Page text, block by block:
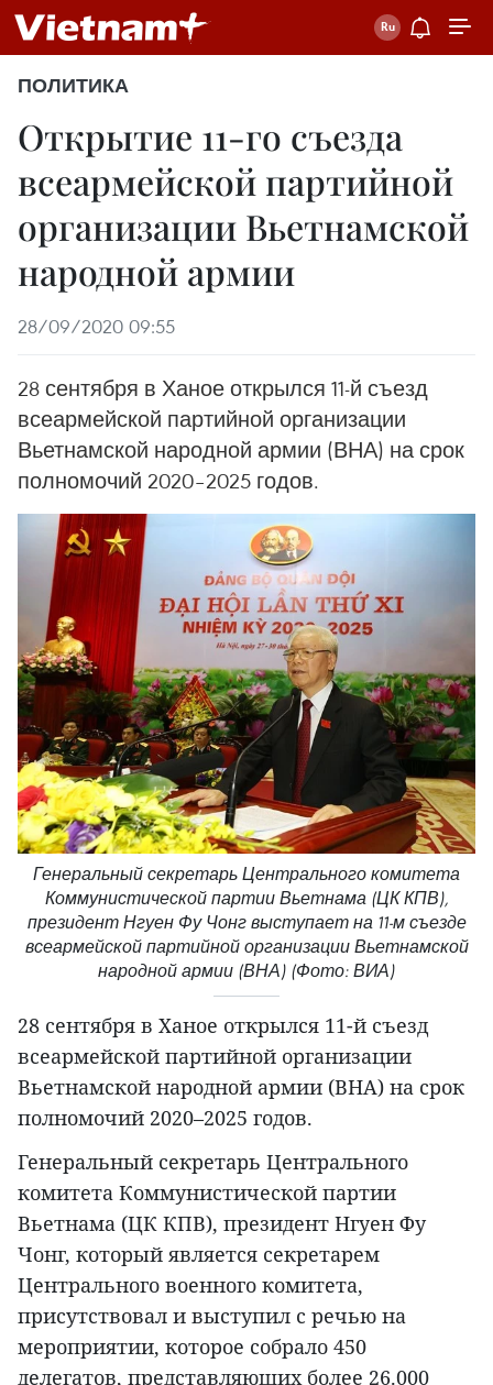
ПОЛИТИКА
Открытие 11-го съезда
всеармейской партийной
организации Вьетнамской
народной армии
28/09/2020 09:55
28 сентября в Ханое открылся 11-й съезд
всеармейской партийной организации
Вьетнамской народной армии (ВНА) на срок
полномочий 2020–2025 годов.
Генеральный секретарь Центрального комитета
Коммунистической партии Вьетнама (ЦК КПВ),
президент Нгуен Фу Чонг выступает на 11-м съезде
всеармейской партийной организации Вьетнамской
народной армии (ВНА) (Фото: ВИА)
28 сентября в Ханое открылся 11-й съезд
всеармейской партийной организации
Вьетнамской народной армии (ВНА) на срок
полномочий 2020–2025 годов.
Генеральный секретарь Центрального
комитета Коммунистической партии
Вьетнама (ЦК КПВ), президент Нгуен Фу
Чонг, который является секретарем
Центрального военного комитета,
присутствовал и выступил с речью на
мероприятии, которое собрало 450
делегатов, представляющих более 26.000